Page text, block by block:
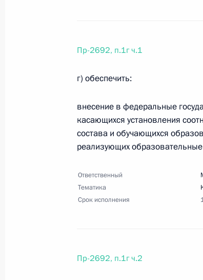
2 ноября 2017 года, 16:00 8
25 октября 2017 года, среда
Перечень поручений по
негативное воздействие на
Пр-2692, п.1г ч.1
г) обеспечить:
внесение в федеральные
касающихся установления
состава и обучающихся
реализующих
Ответственный
Тематика
Срок исполнения
Пр-2692, п.1г ч.2